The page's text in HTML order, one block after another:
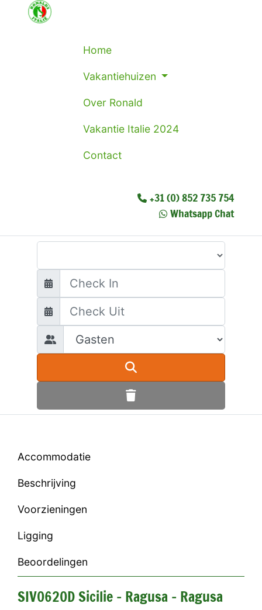
Home
Vakantiehuizen
Over Ronald
Vakantie Italie 2024
Contact
+31 (0) 852 735 754
Whatsapp Chat
Accommodatie
Beschrijving
Voorzieningen
Ligging
Beoordelingen
SIV0620D Sicilie - Ragusa - Ragusa